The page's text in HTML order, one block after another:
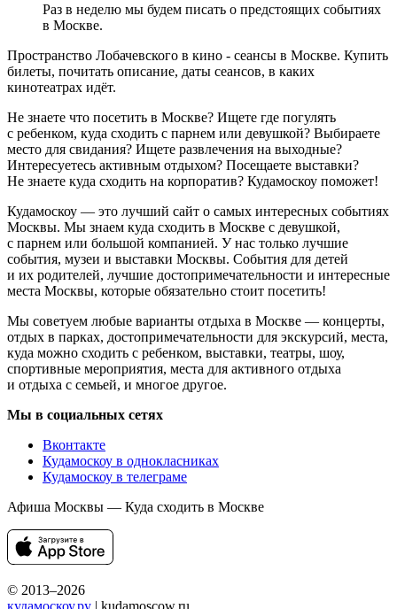
Раз в неделю мы будем писать о предстоящих событиях
в Москве.
Пространство Лобачевского в кино - сеансы в Москве. Купить
билеты, почитать описание, даты сеансов, в каких
кинотеатрах идёт.
Не знаете что посетить в Москве? Ищете где погулять
с ребенком, куда сходить с парнем или девушкой? Выбираете
место для свидания? Ищете развлечения на выходные?
Интересуетесь активным отдыхом? Посещаете выставки?
Не знаете куда сходить на корпоратив? Кудамоскоу поможет!
Кудамоскоу — это лучший сайт о самых интересных событиях
Москвы. Мы знаем куда сходить в Москве с девушкой,
с парнем или большой компанией. У нас только лучшие
события, музеи и выставки Москвы. События для детей
и их родителей, лучшие достопримечательности и интересные
места Москвы, которые обязательно стоит посетить!
Мы советуем любые варианты отдыха в Москве — концерты,
отдых в парках, достопримечательности для экскурсий, места,
куда можно сходить с ребенком, выставки, театры, шоу,
спортивные мероприятия, места для активного отдыха
и отдыха с семьей, и многое другое.
Мы в социальных сетях
Вконтакте
Кудамоскоу в однокласниках
Кудамоскоу в телеграме
Афиша Москвы — Куда сходить в Москве
© 2013–2026
кудамоскоу.ру | kudamoscow.ru